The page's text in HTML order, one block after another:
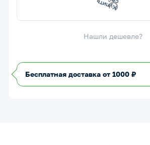
К
у
п
и
т
ь
с
е
й
ч
а
с
Нашли дешевле?
Бесплатная доставка от 1000 ₽